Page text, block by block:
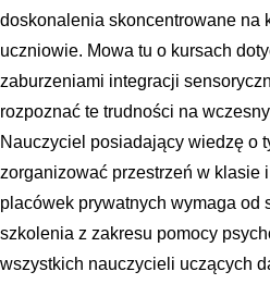
doskonalenia skoncentrowane na
uczniowie. Mowa tu o kursach
zaburzeniami integracji
rozpoznać te trudności na
Nauczyciel posiadający wiedzę o
zorganizować przestrzeń w klasie
placówek prywatnych wymaga
szkolenia z zakresu pomocy
wszystkich nauczycieli uczących